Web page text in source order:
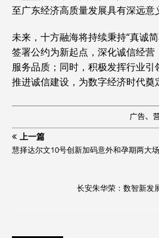
至广东经济高质量发展具有深远意
未来，十方融海将持续秉持“真诚
签署公约为新起点，深化诚信经
服务品质；同时，积极发挥行业
推进诚信建设，为数字经济时代奠
上一篇
慧择达尔文10号创新加码意外和孕期两大
长安朱华荣：数智新发